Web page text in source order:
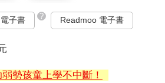
子書 ? Readmoo 電子書
勢孩童上學不中斷！